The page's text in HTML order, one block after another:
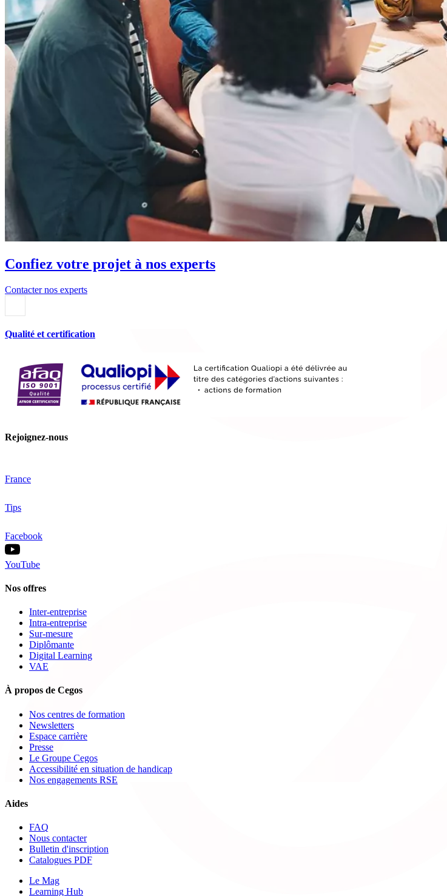
Confiez votre projet à nos experts
Contacter nos experts
Qualité et certification
Rejoignez-nous
France
Tips
Facebook
YouTube
Nos offres
Inter-entreprise
Intra-entreprise
Sur-mesure
Diplômante
Digital Learning
VAE
À propos de Cegos
Nos centres de formation
Newsletters
Espace carrière
Presse
Le Groupe Cegos
Accessibilité en situation de handicap
Nos engagements RSE
Aides
FAQ
Nous contacter
Bulletin d'inscription
Catalogues PDF
Le Mag
Learning Hub